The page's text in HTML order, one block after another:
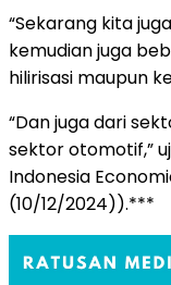
“Sekarang kita
kemudian juga
hilirisasi maupun
“Dan juga dari
sektor otomotif,”
Indonesia
(10/12/2024)).***